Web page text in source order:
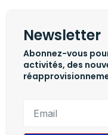
Newsletter
Abonnez-vous
activités, des